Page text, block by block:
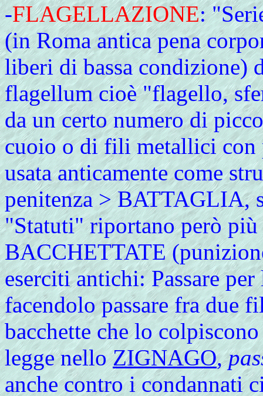
-FLAGELLAZIONE:
(in Roma antica pena
liberi di bassa condizione)
flagellum cioè "flagello,
da un certo numero di
cuoio o di fili metallici con
usata anticamente come
penitenza > BATTAGLIA,
"Statuti" riportano però
BACCHETTATE
eserciti antichi: Passare
facendolo passare fra due
bacchette che lo
legge nelloZIGNAGO,
anche contro i condannati